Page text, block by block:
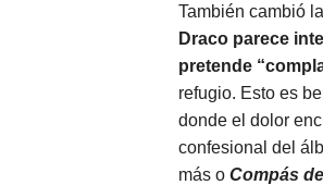
También cambió
Draco parece
pretende
refugio. Esto es
donde el dolor
confesional del
más o Compás